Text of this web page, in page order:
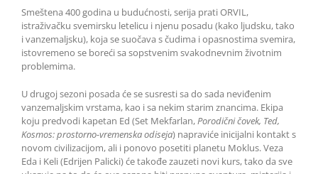
Smeštena 400 godina u budućnosti, serija prati ORVIL,
istraživačku svemirsku letelicu i njenu posadu (kako ljudsku, tako
i vanzemaljsku), koja se suočava s čudima i opasnostima svemira,
istovremeno se boreći sa sopstvenim svakodnevnim životnim
problemima.
U drugoj sezoni posada će se susresti sa do sada neviđenim
vanzemaljskim vrstama, kao i sa nekim starim znancima. Ekipa
koju predvodi kapetan Ed (Set Mekfarlan,Porodični čovek, Ted,
Kosmos: prostorno-vremenska odiseja) napraviće inicijalni kontakt s
novom civilizacijom, ali i ponovo posetiti planetu Moklus. Veza
Eda i Keli (Edrijen Palicki) će takođe zauzeti novi kurs, tako da sve